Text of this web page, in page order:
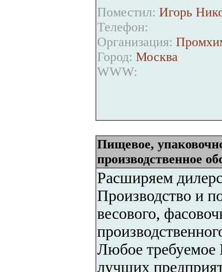
Поместил: Игорь
Телефон:
Организация:
Город: Москва
WWW:
Пищевое,
производственное
Расширяем
Производство и
весового,
Любое требуемое
лучших